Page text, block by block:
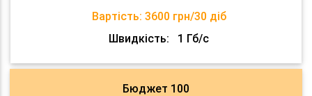
Вартість: 3600 грн/30 діб
Швидкість:
1 Гб/с
Бюджет 100